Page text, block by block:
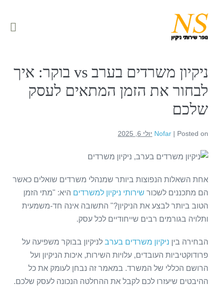
ניקיון משרדים בערב vs בוקר: איך
לבחור את הזמן המתאים לעסק
שלכם
Nofar |Posted on יולי 6, 2025
אחת השאלות הנפוצות ביותר שמנהלי משרדים שואלים כאשר
הם מתכננים לשכורשירותי ניקיון למשרדיםהיא: "מתי הזמן
הטוב ביותר לבצע את הניקיון?" התשובה אינה חד-משמעית
ותלויה בגורמים רבים שייחודיים לכל עסק.
הבחירה בין ניקיון משרדים בערבלניקיון בבוקר משפיעה על
פרודוקטיביות העובדים, עלויות השירות, איכות הניקיון ועל
הרושם הכללי של המשרד. במאמר זה נבחן לעומק את כל
ההיבטים שיעזרו לכם לקבל את ההחלטה הנכונה לעסק שלכם.